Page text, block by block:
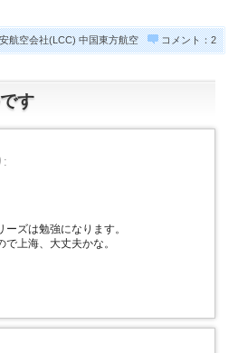
航空会社(LCC) 中国東方航空 コメント：2
す
:
ズは勉強になります。
上海、大丈夫かな。